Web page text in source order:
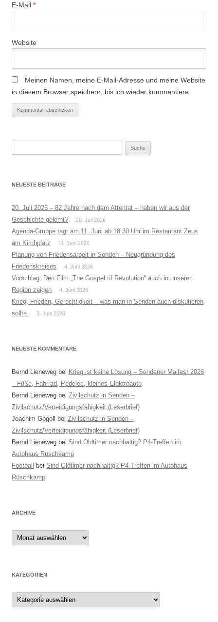
E-Mail *
Website
Meinen Namen, meine E-Mail-Adresse und meine Website
in diesem Browser speichern, bis ich wieder kommentiere.
NEUESTE BEITRÄGE
20. Juli 2026 – 82 Jahre nach dem Attentat – haben wir aus der
Geschichte gelernt?
20. Juli 2026
Agenda-Gruppe tagt am 11. Juni ab 18.30 Uhr im Restaurant Zeus
am Kirchplatz
11. Juni 2026
Planung von Friedensarbeit in Senden – Neugründung des
Friedenskreises
4. Juni 2026
Vorschlag: Den Film „The Gospel of Revolution“ auch in unserer
Region zeigen
4. Juni 2026
Krieg, Frieden, Gerechtigkeit – was man in Senden auch diskutieren
sollte.
3. Juni 2026
NEUESTE KOMMENTARE
Bernd Lieneweg bei Krieg ist keine Lösung – Sendener Maifest 2026
– Füße, Fahrrad, Pedelec, kleines Elektroauto
Bernd Lieneweg bei Zivilschutz in Senden –
Zivilschutz/Verteidigungsfähigkeit (Leserbrief)
Joachim Gogoll
bei Zivilschutz in Senden –
Zivilschutz/Verteidigungsfähigkeit (Leserbrief)
Bernd Lieneweg bei Sind Oldtimer nachhaltig? P4-Treffen im
Autohaus Rüschkamp
Football
bei Sind Oldtimer nachhaltig? P4-Treffen im Autohaus
Rüschkamp
ARCHIVE
Archive
KATEGORIEN
Kategorien